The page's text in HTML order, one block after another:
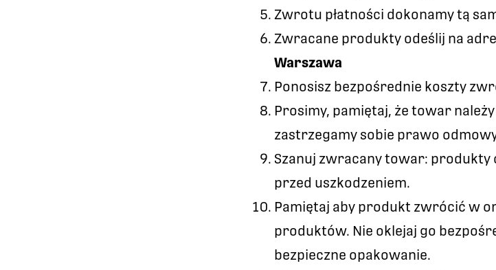
Zwrotu płatności dokonamy tą
Zwracane produkty odeślij na
Warszawa
Ponosisz bezpośrednie koszty
Prosimy, pamiętaj, że towar
zastrzegamy sobie prawo
Szanuj zwracany towar: produkty
przed uszkodzeniem.
Pamiętaj aby produkt zwrócić w
produktów. Nie oklejaj go
bezpieczne opakowanie.